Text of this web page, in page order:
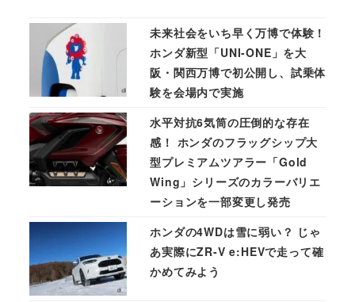
未来社会をいち早く万博で体験！
ホンダ新型「UNI-ONE」を大
阪・関西万博で初公開し、試乗体
験を会場内で実施
水平対抗6気筒の圧倒的な存在
感！ ホンダのフラッグシップ大
型プレミアムツアラー「Gold
Wing」シリーズのカラーバリエ
ーションを一部変更し発売
ホンダの4WDは雪に弱い？ じゃ
あ実際にZR-V e:HEVで走って確
かめてみよう